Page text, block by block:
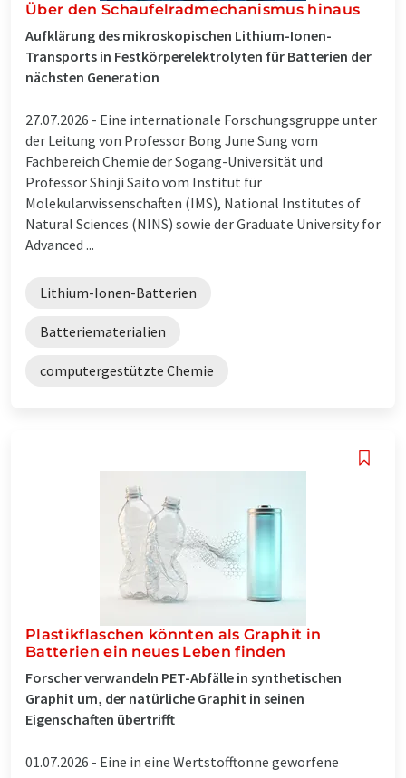
Über den Schaufelradmechanismus hinaus
Aufklärung des mikroskopischen Lithium-Ionen-
Transports in Festkörperelektrolyten für Batterien der
nächsten Generation
27.07.2026 - Eine internationale Forschungsgruppe unter
der Leitung von Professor Bong June Sung vom
Fachbereich Chemie der Sogang-Universität und
Professor Shinji Saito vom Institut für
Molekularwissenschaften (IMS), National Institutes of
Natural Sciences (NINS) sowie der Graduate University for
Advanced ...
Lithium-Ionen-Batterien
Batteriematerialien
computergestützte Chemie
Plastikflaschen könnten als Graphit in
Batterien ein neues Leben finden
Forscher verwandeln PET-Abfälle in synthetischen
Graphit um, der natürliche Graphit in seinen
Eigenschaften übertrifft
01.07.2026 - Eine in eine Wertstofftonne geworfene